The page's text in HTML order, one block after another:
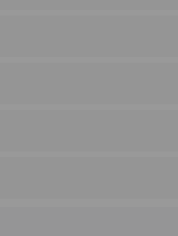
densas (tipo Ottoman),